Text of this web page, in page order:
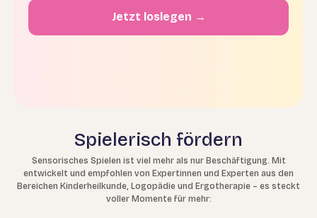
Jetzt loslegen →
Spielerisch fördern
Sensorisches Spielen ist viel mehr als nur Beschäftigung. Mit
entwickelt und empfohlen von Expertinnen und Experten aus den
Bereichen Kinderheilkunde, Logopädie und Ergotherapie – es steckt
voller Momente für mehr: